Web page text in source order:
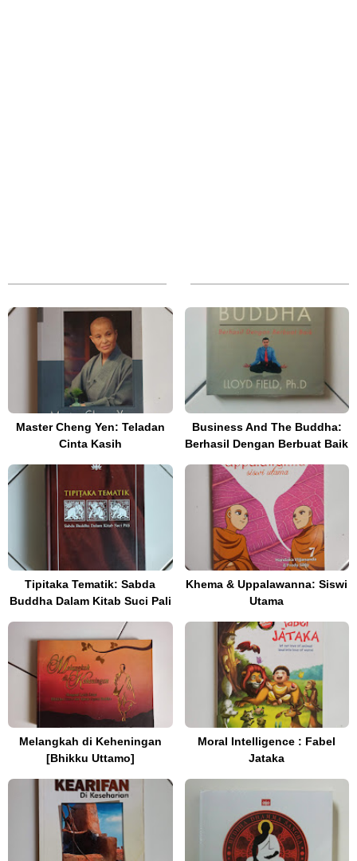
Master Cheng Yen: Teladan
Cinta Kasih
Business And The Buddha:
Berhasil Dengan Berbuat Baik
Tipitaka Tematik: Sabda
Buddha Dalam Kitab Suci Pali
Khema & Uppalawanna: Siswi
Utama
Melangkah di Keheningan
[Bhikku Uttamo]
Moral Intelligence : Fabel
Jataka